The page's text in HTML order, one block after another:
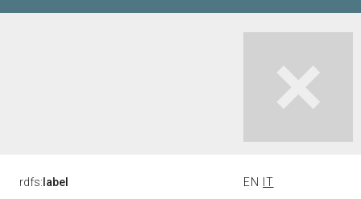
rdfs: label EN IT